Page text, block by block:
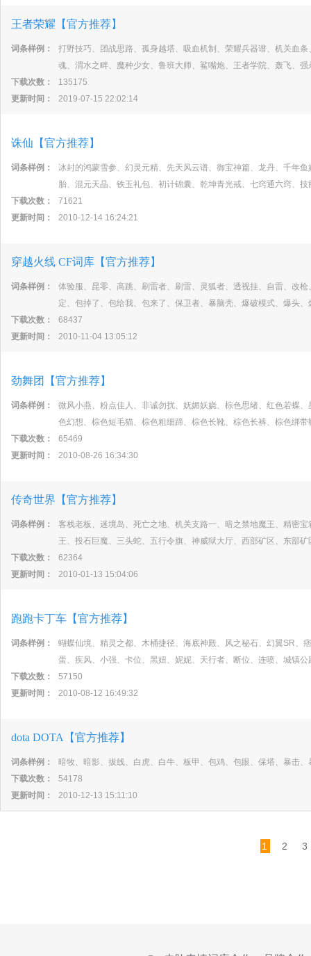
王者荣耀【官方推荐】
词条样例：
打野技巧、团战思路、孤身越塔、吸血机制、荣耀兵器谱、机关血
魂、渭水之畔、魔种少女、鲁班大师、鲨嘴炮、王者学院、轰飞、强
下载次数：
135175
更新时间：
2019-07-15 22:02:14
诛仙【官方推荐】
词条样例：
冰封的鸿蒙雪参、幻灵元精、先天风云谱、御宝神篇、龙丹、千年
胎、混元天晶、铁玉礼包、初计锦囊、乾坤青光戒、七窍通六窍、
下载次数：
71621
更新时间：
2010-12-14 16:24:21
穿越火线 CF词库【官方推荐】
词条样例：
体验服、昆零、高跳、刷雷者、刷雷、灵狐者、透视挂、自雷、改
定、包掉了、包给我、包来了、保卫者、暴脑壳、爆破模式、爆头
下载次数：
68437
更新时间：
2010-11-04 13:05:12
劲舞团【官方推荐】
词条样例：
微风小燕、粉点佳人、非诚勿扰、妩媚妖娆、棕色思绪、红色若蝶
色幻想、棕色短毛猫、棕色粗细蹄、棕色长靴、棕色长裤、棕色绑
下载次数：
65469
更新时间：
2010-08-26 16:34:30
传奇世界【官方推荐】
词条样例：
客栈老板、迷境岛、死亡之地、机关支路一、暗之禁地魔王、精密
王、投石巨魔、三头蛇、五行令旗、神威狱大厅、西部矿区、东部
下载次数：
62364
更新时间：
2010-01-13 15:04:06
跑跑卡丁车【官方推荐】
词条样例：
蝴蝶仙境、精灵之都、木桶捷径、海底神殿、风之秘石、幻翼SR、
蛋、疾风、小强、卡位、黑妞、妮妮、天行者、断位、连喷、城镇
下载次数：
57150
更新时间：
2010-08-12 16:49:32
dota DOTA【官方推荐】
词条样例：
暗牧、暗影、拔线、白虎、白牛、板甲、包鸡、包眼、保塔、暴击
下载次数：
54178
更新时间：
2010-12-13 15:11:10
1 2 3